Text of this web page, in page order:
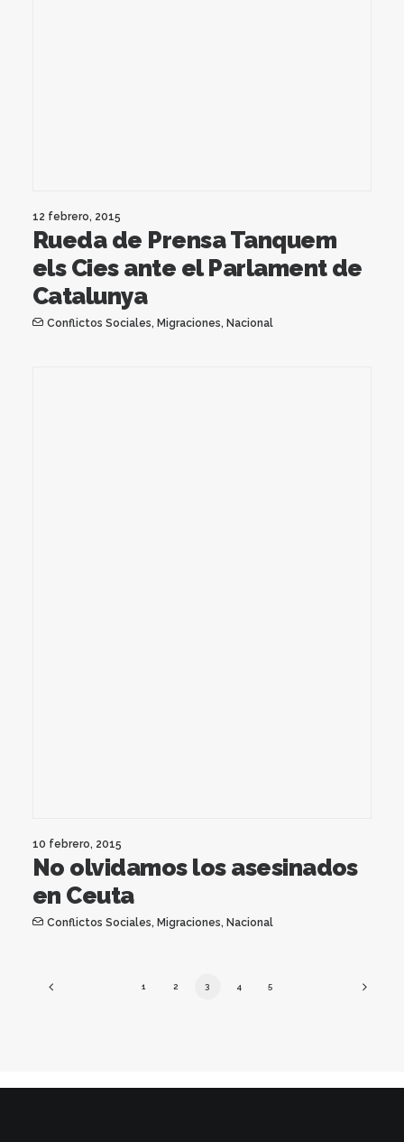
12 febrero, 2015
Rueda de Prensa Tanquem
els Cies ante el Parlament de
Catalunya
Conflictos Sociales, Migraciones, Nacional
10 febrero, 2015
No olvidamos los asesinados
en Ceuta
Conflictos Sociales, Migraciones, Nacional
1 2 3 4 5